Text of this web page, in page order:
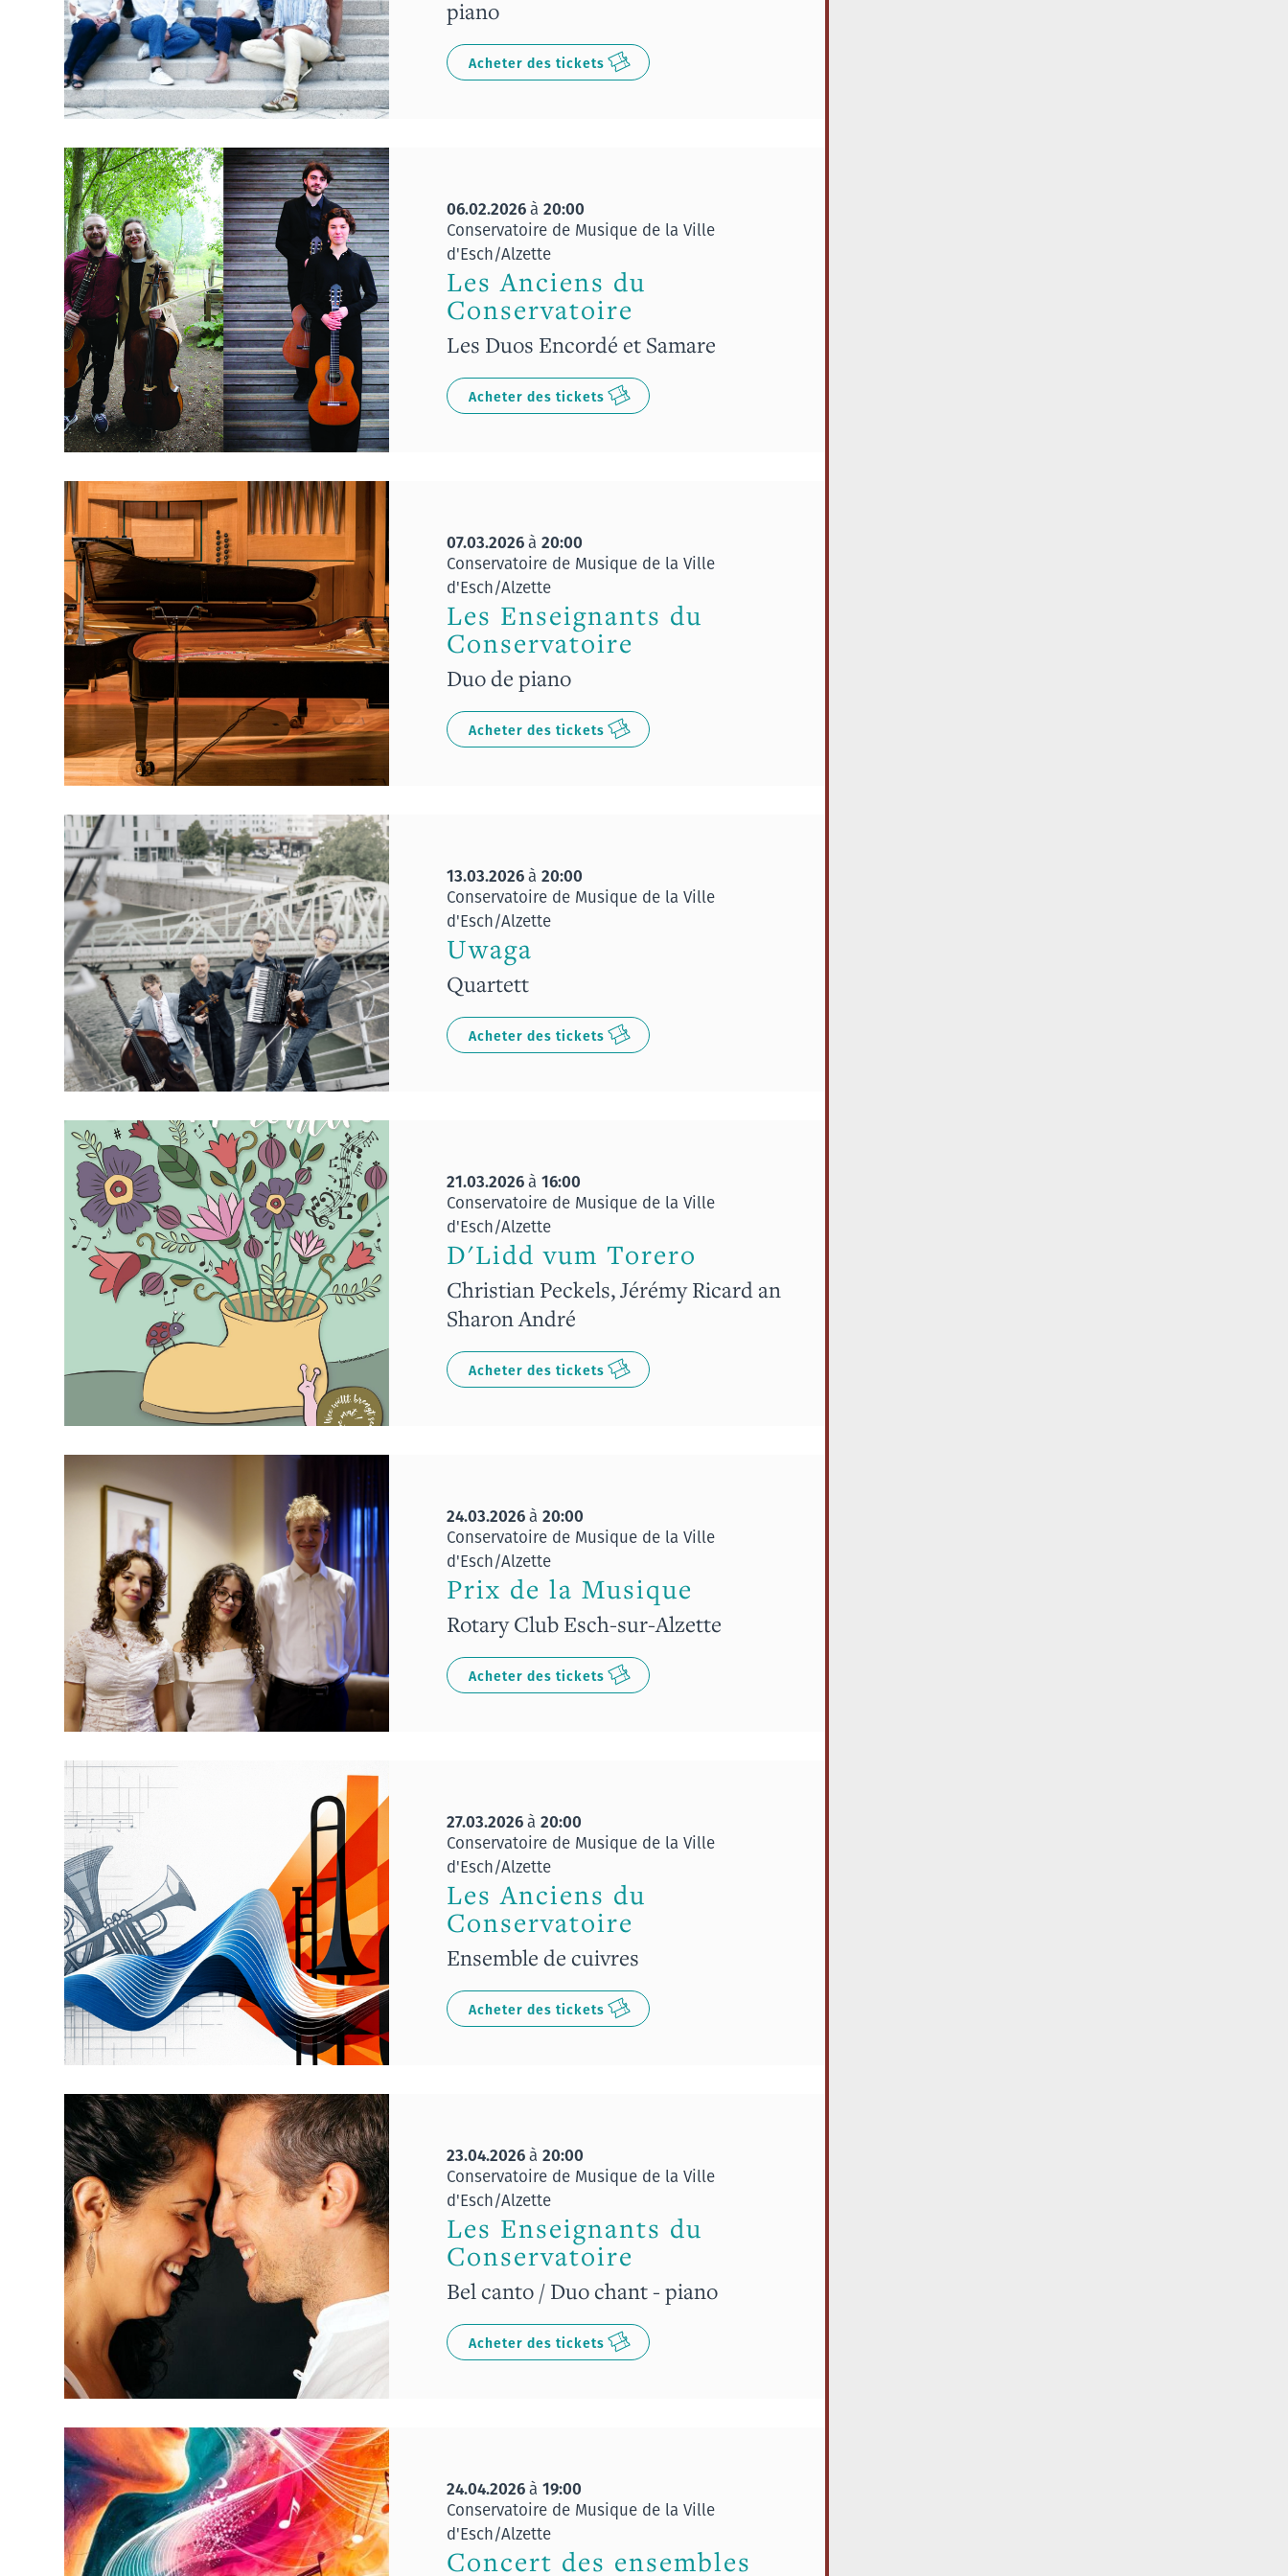
piano
Acheter des tickets
06.02.2026à 20:00
Conservatoire de Musique de la Ville
d'Esch/Alzette
Les Anciens du
Conservatoire
Les Duos Encordé et Samare
Acheter des tickets
07.03.2026à 20:00
Conservatoire de Musique de la Ville
d'Esch/Alzette
Les Enseignants du
Conservatoire
Duo de piano
Acheter des tickets
13.03.2026à 20:00
Conservatoire de Musique de la Ville
d'Esch/Alzette
Uwaga
Quartett
Acheter des tickets
21.03.2026à 16:00
Conservatoire de Musique de la Ville
d'Esch/Alzette
D'Lidd vum Torero
Christian Peckels, Jérémy Ricard an
Sharon André
Acheter des tickets
24.03.2026à 20:00
Conservatoire de Musique de la Ville
d'Esch/Alzette
Prix de la Musique
Rotary Club Esch-sur-Alzette
Acheter des tickets
27.03.2026à 20:00
Conservatoire de Musique de la Ville
d'Esch/Alzette
Les Anciens du
Conservatoire
Ensemble de cuivres
Acheter des tickets
23.04.2026à 20:00
Conservatoire de Musique de la Ville
d'Esch/Alzette
Les Enseignants du
Conservatoire
Bel canto / Duo chant - piano
Acheter des tickets
24.04.2026à 19:00
Conservatoire de Musique de la Ville
d'Esch/Alzette
Concert des ensembles